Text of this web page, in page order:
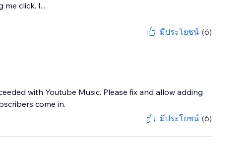
click. I...
มีประโยชน์ (6)
with Youtube Music. Please fix and allow adding
come in.
มีประโยชน์ (6)